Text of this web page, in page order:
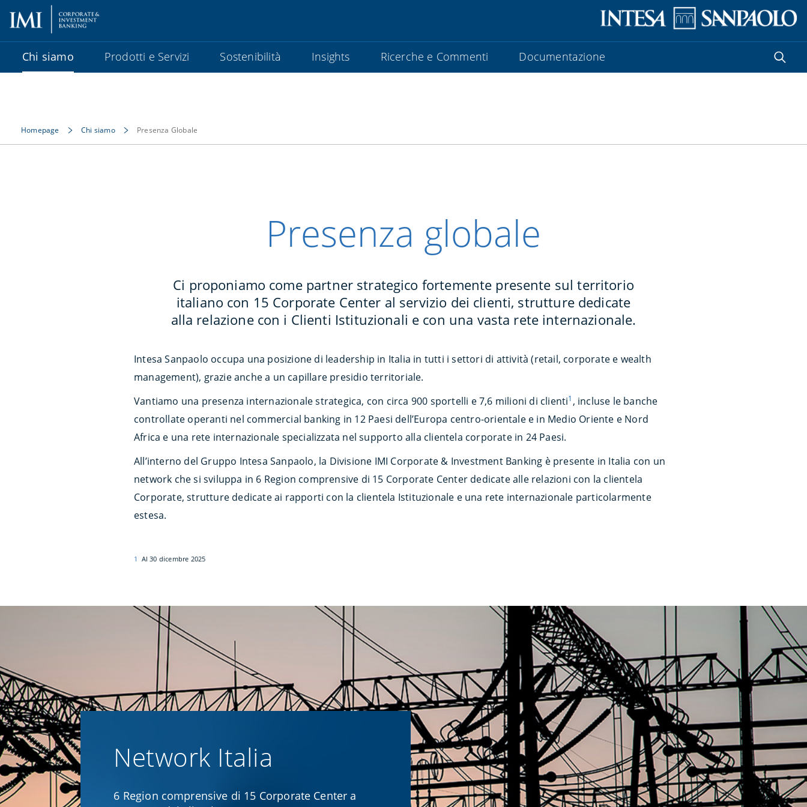
Chi siamo Prodotti e Servizi Sostenibilità Insights Ricerche e Commenti Documentazione
Homepage Chi siamo Presenza Globale
Presenza globale
Ci proponiamo come partner strategico fortemente presente sul territorio
italiano con 15 Corporate Center al servizio dei clienti, strutture dedicate
alla relazione con i Clienti Istituzionali e con una vasta rete internazionale.
Intesa Sanpaolo occupa una posizione di leadership in Italia in tutti i settori di attività (retail, corporate e wealth
management), grazie anche a un capillare presidio territoriale.
Vantiamo una presenza internazionale strategica, con circa 900 sportelli e 7,6 milioni di clienti1 , incluse le banche
controllate operanti nel commercial banking in 12 Paesi dell’Europa centro-orientale e in Medio Oriente e Nord
Africa e una rete internazionale specializzata nel supporto alla clientela corporate in 24 Paesi.
All’interno del Gruppo Intesa Sanpaolo, la Divisione IMI Corporate & Investment Banking è presente in Italia con un
network che si sviluppa in 6 Region comprensive di 15 Corporate Center dedicate alle relazioni con la clientela
Corporate, strutture dedicate ai rapporti con la clientela Istituzionale e una rete internazionale particolarmente
estesa.
1 Al 30 dicembre 2025
Network Italia
6 Region comprensive di 15 Corporate Center a